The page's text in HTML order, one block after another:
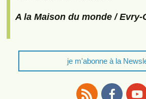
A la Maison du monde /
je m'abonne à la